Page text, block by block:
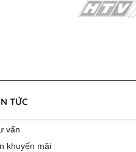
TỨC
vấn
khuyến mãi